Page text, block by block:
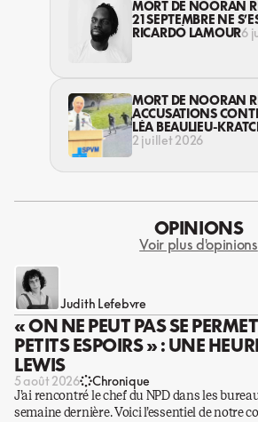
MORT DE NOORAN
21 SEPTEMBRE NE
TERMINÉ
RICARDO LAMOUR6
MORT DE NOORAN
ACCUSATIONS
JEUNES, MAIS PAS
POLICE
LÉA BEAULIEU-
2 juillet 2026
OPINIONS
Voir plus d'opinions
Judith Lefebvre
« ON NE PEUT PAS SE
PETITS ESPOIRS » : UNE
LEWIS
5 août 2026 Chronique
J’ai rencontré le chef du NPD dans les
semaine dernière. Voici l’essentiel de notre